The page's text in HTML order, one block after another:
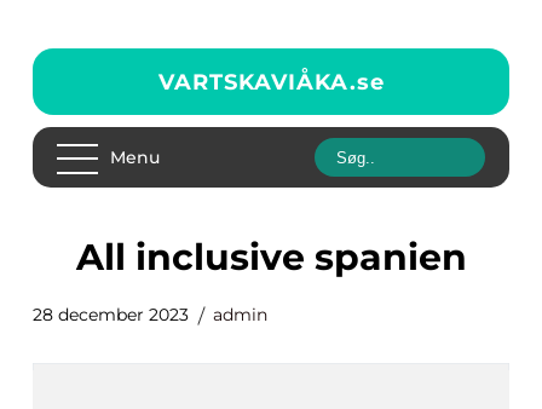
VARTSKAVIÅKA.se
Menu
all inclusive spanien
28 december 2023 admin